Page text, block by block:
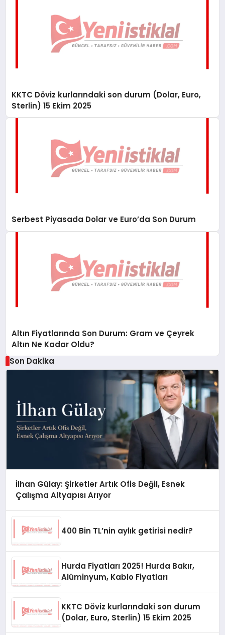
KKTC Döviz kurlarındaki son durum (Dolar, Euro,
Sterlin) 15 Ekim 2025
Serbest Piyasada Dolar ve Euro’da Son Durum
Altın Fiyatlarında Son Durum: Gram ve Çeyrek
Altın Ne Kadar Oldu?
Son Dakika
İlhan Gülay: Şirketler Artık Ofis Değil, Esnek
Çalışma Altyapısı Arıyor
400 Bin TL’nin aylık getirisi nedir?
Hurda Fiyatları 2025! Hurda Bakır,
Alüminyum, Kablo Fiyatları
KKTC Döviz kurlarındaki son durum
(Dolar, Euro, Sterlin) 15 Ekim 2025